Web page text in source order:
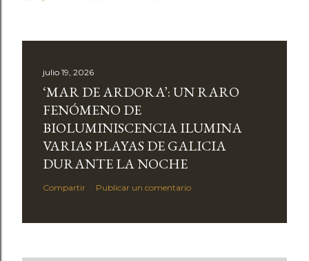
julio 19, 2026
‘MAR DE ARDORA’: UN RARO
FENÓMENO DE
BIOLUMINISCENCIA ILUMINA
VARIAS PLAYAS DE GALICIA
DURANTE LA NOCHE
Compartir Publicar un comentario